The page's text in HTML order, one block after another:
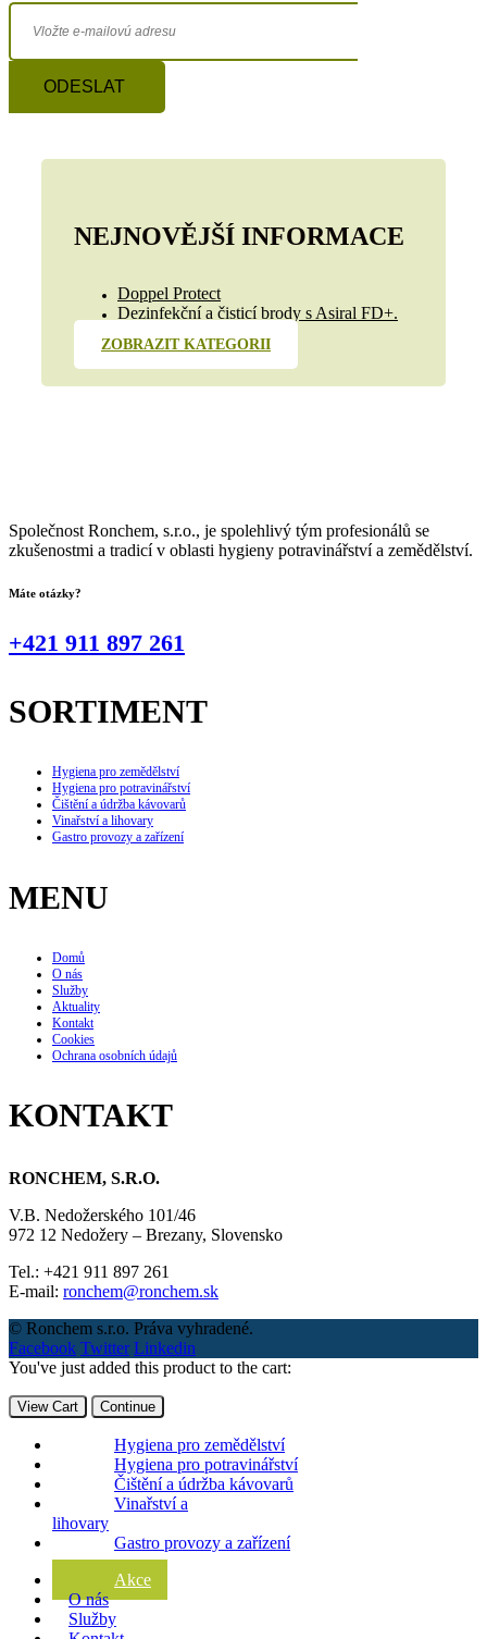
NEJNOVĚJŠÍ INFORMACE
Doppel Protect
Dezinfekční a čisticí brody s Asiral FD+.
ZOBRAZIT KATEGORII
Společnost Ronchem, s.r.o., je spolehlivý tým profesionálů se
zkušenostmi a tradicí v oblasti hygieny potravinářství a zemědělství.
Máte otázky?
+421 911 897 261
SORTIMENT
Hygiena pro zemědělství
Hygiena pro potravinářství
Čištění a údržba kávovarů
Vinařství a lihovary
Gastro provozy a zařízení
MENU
Domů
O nás
Služby
Aktuality
Kontakt
Cookies
Ochrana osobních údajů
KONTAKT
RONCHEM, S.R.O.
V.B. Nedožerského 101/46
972 12 Nedožery – Brezany, Slovensko
Tel.: +421 911 897 261
E-mail: ronchem@ronchem.sk
© Ronchem s.r.o. Práva vyhradené.
Facebook Twitter Linkedin
You've just added this product to the cart:
View Cart Continue
Hygiena pro zemědělství
Hygiena pro potravinářství
Čištění a údržba kávovarů
Vinařství a
lihovary
Gastro provozy a zařízení
Akce
O nás
Služby